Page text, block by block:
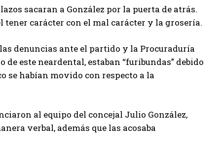
sacaran a González por la puerta de atrás.
tener carácter con el mal carácter y la grosería.
denuncias ante el partido y la Procuraduría
este neardental, estaban “furibundas” debido
se habían movido con respecto a la
al equipo del concejal Julio González,
verbal, además que las acosaba